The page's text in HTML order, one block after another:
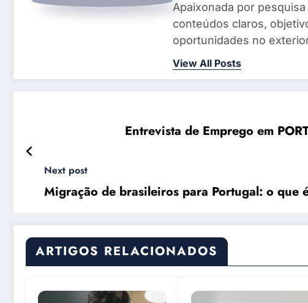
Apaixonada por
conteúdos claros,
oportunidades no
View All Posts
Entrevista de Emprego em
Next post
Migração de brasileiros para Portugal: o que
ARTIGOS RELACIONADOS